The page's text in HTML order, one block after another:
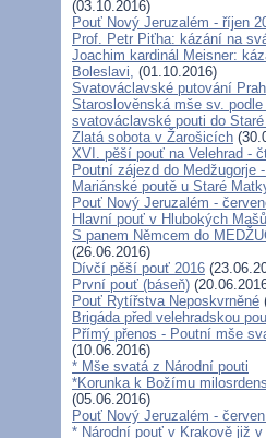
(03.10.2016)
Pouť Nový Jeruzalém - říjen
Prof. Petr Piťha: kázání na
Joachim kardinál Meisner:
Boleslavi, (01.10.2016)
Svatováclavské putování
Staroslověnská mše sv.
svatováclavské pouti do
Zlatá sobota v Žarošicích
XVI. pěší pouť na Velehrad -
Poutní zájezd do Medžugorje
Mariánské poutě u Staré
Pouť Nový Jeruzalém -
Hlavní pouť v Hlubokých
S panem Němcem do
(26.06.2016)
Dívčí pěší pouť 2016
První pouť (báseň)
Pouť Rytířstva Neposkvrněné
Brigáda před velehradskou
Přímý přenos - Poutní mše
(10.06.2016)
* Mše svatá z Národní pouti
*Korunka k Božímu
(05.06.2016)
Pouť Nový Jeruzalém -
* Národní pouť v Krakově již